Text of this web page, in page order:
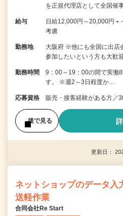
を正規代理店として全国催
給与
日給12,000円～20,000円
考慮
勤務地
大阪府 ※他にも全国に出店
参加したいという方も大歓迎
勤務時間
9：00～19：00の間で実働
す。 ※週2～3日程度か…
応募資格 販売・接客経験がある方／
後で見る
更新日：
ネットショップのデータ入
送軽作業
合同会社Re Start